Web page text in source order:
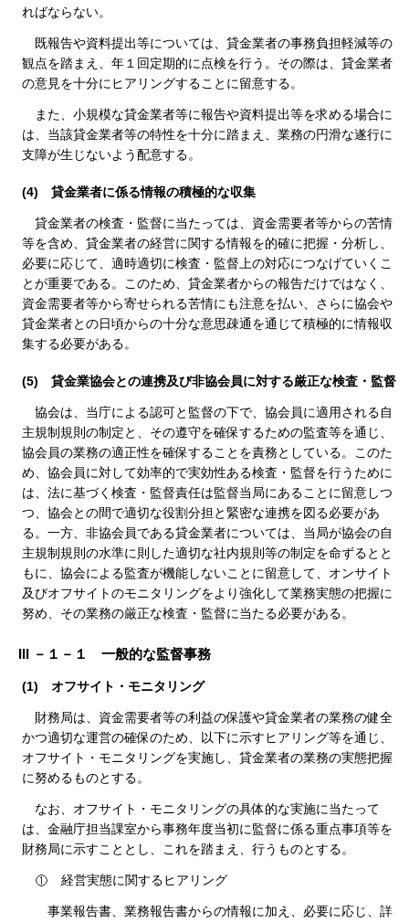
ればならない。
既報告や資料提出等については、貸金業者の事務負担軽減等の
観点を踏まえ、年１回定期的に点検を行う。その際は、貸金業者
の意見を十分にヒアリングすることに留意する。
また、小規模な貸金業者等に報告や資料提出等を求める場合に
は、当該貸金業者等の特性を十分に踏まえ、業務の円滑な遂行に
支障が生じないよう配意する。
(4) 貸金業者に係る情報の積極的な収集
貸金業者の検査・監督に当たっては、資金需要者等からの苦情
等を含め、貸金業者の経営に関する情報を的確に把握・分析し、
必要に応じて、適時適切に検査・監督上の対応につなげていくこ
とが重要である。このため、貸金業者からの報告だけではなく、
資金需要者等から寄せられる苦情にも注意を払い、さらに協会や
貸金業者との日頃からの十分な意思疎通を通じて積極的に情報収
集する必要がある。
(5) 貸金業協会との連携及び非協会員に対する厳正な検査・監督
協会は、当庁による認可と監督の下で、協会員に適用される自
主規制規則の制定と、その遵守を確保するための監査等を通じ、
協会員の業務の適正性を確保することを責務としている。このた
め、協会員に対して効率的で実効性ある検査・監督を行うために
は、法に基づく検査・監督責任は監督当局にあることに留意しつ
つ、協会との間で適切な役割分担と緊密な連携を図る必要があ
る。一方、非協会員である貸金業者については、当局が協会の自
主規制規則の水準に則した適切な社内規則等の制定を命ずるとと
もに、協会による監査が機能しないことに留意して、オンサイト
及びオフサイトのモニタリングをより強化して業務実態の把握に
努め、その業務の厳正な検査・監督に当たる必要がある。
III －１－１ 一般的な監督事務
(1) オフサイト・モニタリング
財務局は、資金需要者等の利益の保護や貸金業者の業務の健全
かつ適切な運営の確保のため、以下に示すヒアリング等を通じ、
オフサイト・モニタリングを実施し、貸金業者の業務の実態把握
に努めるものとする。
なお、オフサイト・モニタリングの具体的な実施に当たって
は、金融庁担当課室から事務年度当初に監督に係る重点事項等を
財務局に示すこととし、これを踏まえ、行うものとする。
経営実態に関するヒアリング
事業報告書、業務報告書からの情報に加え、必要に応じ、詳